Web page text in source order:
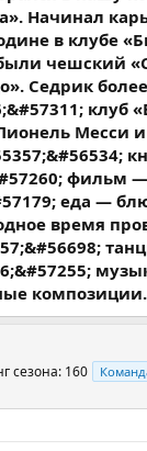
Начинал
в клубе
чешский
Седрик
клуб
Месси и
фильм
еда —
время
композиции.
сезона: 160